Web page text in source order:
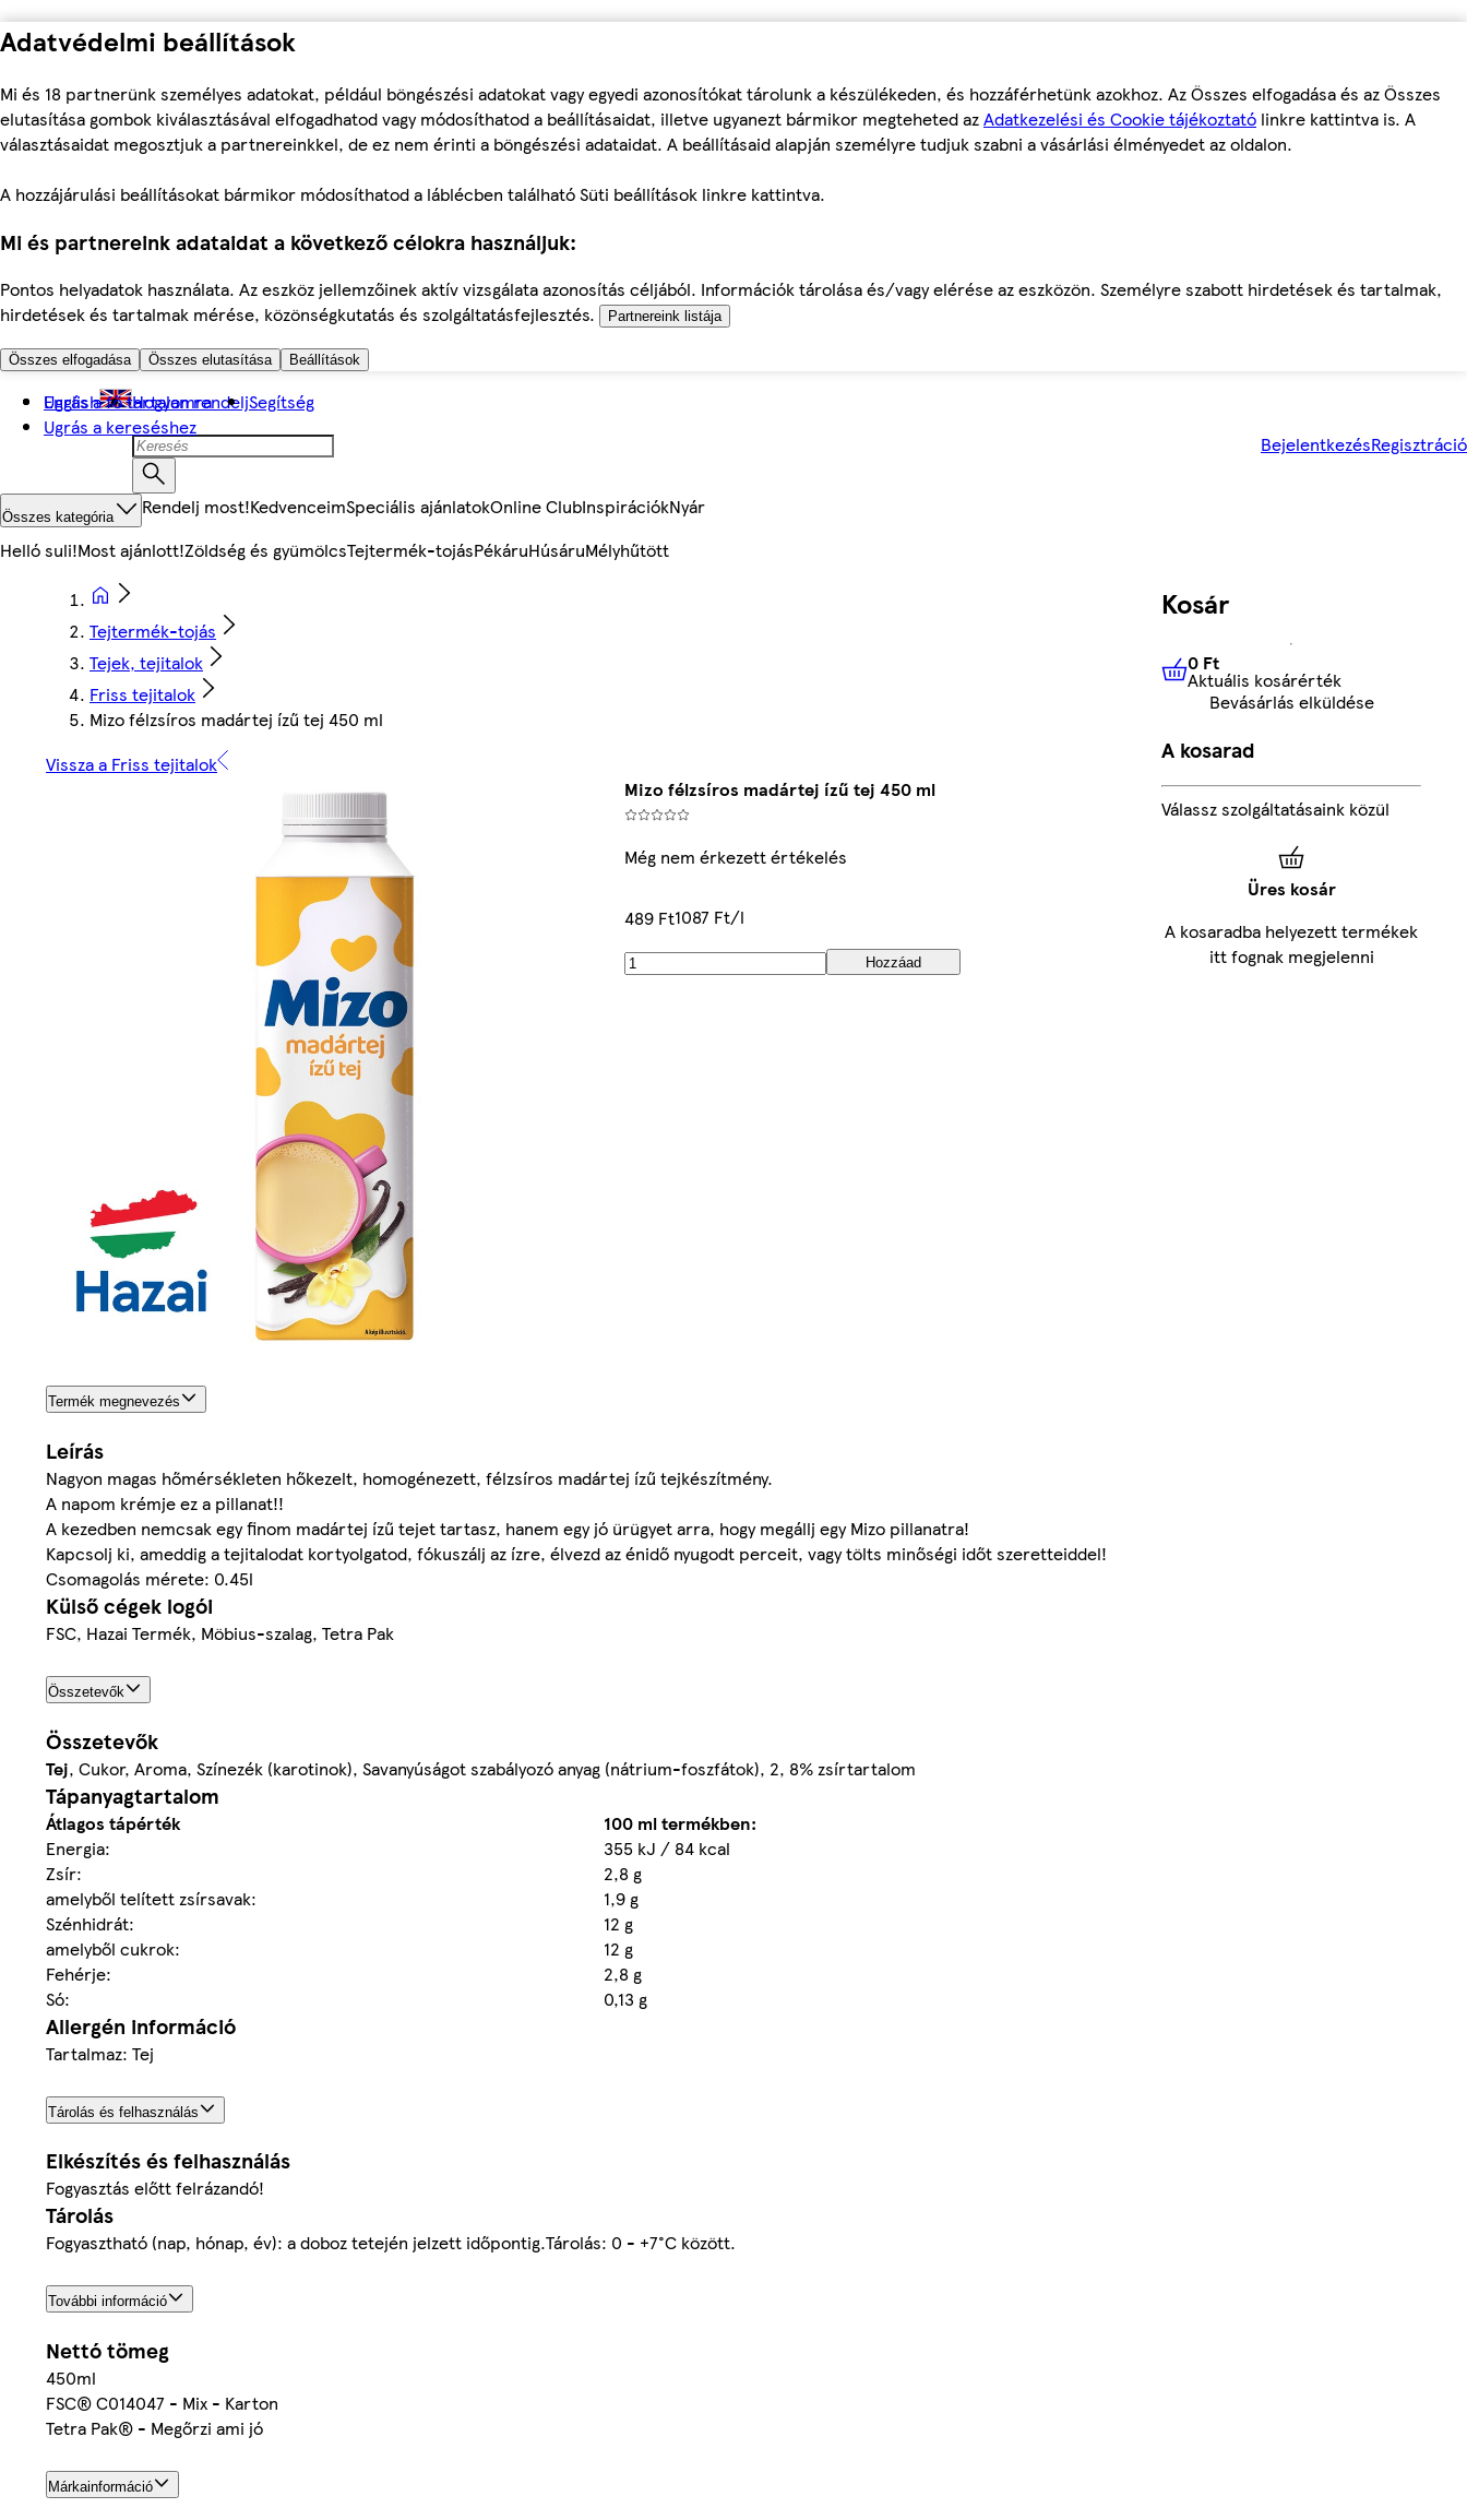
Adatvédelmi beállítások
Mi és 18 partnerünk személyes adatokat, például böngészési adatokat vagy egyedi azonosítókat tárolunk a készülékeden, és hozzáférhetünk azokhoz. Az Összes elfogadása és az Összes
elutasítása gombok kiválasztásával elfogadhatod vagy módosíthatod a beállításaidat, illetve ugyanezt bármikor megteheted azAdatkezelési és Cookie tájékoztató linkre kattintva is. A
választásaidat megosztjuk a partnereinkkel, de ez nem érinti a böngészési adataidat. A beállításaid alapján személyre tudjuk szabni a vásárlási élményedet az oldalon.
A hozzájárulási beállításokat bármikor módosíthatod a láblécben található Süti beállítások linkre kattintva.
Mi és partnereink adataidat a következő célokra használjuk:
Pontos helyadatok használata. Az eszköz jellemzőinek aktív vizsgálata azonosítás céljából. Információk tárolása és/vagy elérése az eszközön. Személyre szabott hirdetések és tartalmak,
hirdetések és tartalmak mérése, közönségkutatás és szolgáltatásfejlesztés.
Partnereink listája
Összes elfogadása Összes elutasítása Beállítások
Ugrás a fő tartalomra
Ugrás a kereséshez
English Hogyan rendeljSegítség
BejelentkezésRegisztráció
Összes kategória Rendelj most!KedvenceimSpeciális ajánlatokOnline ClubInspirációkNyár
Helló suli!Most ajánlott!Zöldség és gyümölcsTejtermék-tojásPékáruHúsáruMélyhűtött
Tejtermék-tojás
Tejek, tejitalok
Friss tejitalok
Mizo félzsíros madártej ízű tej 450 ml
Vissza a Friss tejitalok
Mizo félzsíros madártej ízű tej 450 ml
Még nem érkezett értékelés
489 Ft1087 Ft/l
Hozzáad
Termék megnevezés
Leírás
Nagyon magas hőmérsékleten hőkezelt, homogénezett, félzsíros madártej ízű tejkészítmény.
A napom krémje ez a pillanat!!
A kezedben nemcsak egy finom madártej ízű tejet tartasz, hanem egy jó ürügyet arra, hogy megállj egy Mizo pillanatra!
Kapcsolj ki, ameddig a tejitalodat kortyolgatod, fókuszálj az ízre, élvezd az énidő nyugodt perceit, vagy tölts minőségi időt szeretteiddel!
Csomagolás mérete: 0.45l
Külső cégek logói
FSC, Hazai Termék, Möbius-szalag, Tetra Pak
Összetevők
Összetevők
Tej, Cukor, Aroma, Színezék (karotinok), Savanyúságot szabályozó anyag (nátrium-foszfátok), 2, 8% zsírtartalom
Tápanyagtartalom
Átlagos tápérték
100 ml termékben:
Energia:
355 kJ / 84 kcal
Zsír:
2,8 g
amelyből telített zsírsavak:
1,9 g
Szénhidrát:
12 g
amelyből cukrok:
12 g
Fehérje:
2,8 g
Só:
0,13 g
Allergén információ
Tartalmaz: Tej
Tárolás és felhasználás
Elkészítés és felhasználás
Fogyasztás előtt felrázandó!
Tárolás
Fogyasztható (nap, hónap, év): a doboz tetején jelzett időpontig.Tárolás: 0 - +7°C között.
További információ
Nettó tömeg
450ml
FSC® C014047 - Mix - Karton
Tetra Pak® - Megőrzi ami jó
Márkainformáció
Kosár
0 FtAktuális kosárérték
0 Ft
Aktuális kosárérték
Bevásárlás elküldése
A kosarad
Válassz szolgáltatásaink közül
Üres kosár
A kosaradba helyezett termékek
itt fognak megjelenni